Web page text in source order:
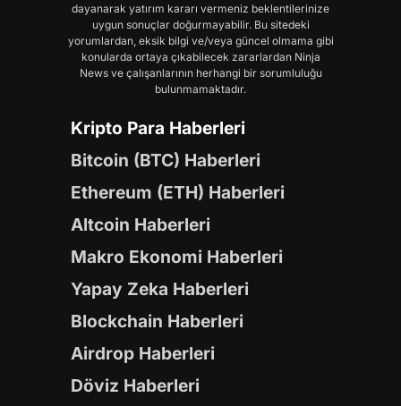
dayanarak yatırım kararı vermeniz beklentilerinize
uygun sonuçlar doğurmayabilir. Bu sitedeki
yorumlardan, eksik bilgi ve/veya güncel olmama gibi
konularda ortaya çıkabilecek zararlardan Ninja
News ve çalışanlarının herhangi bir sorumluluğu
bulunmamaktadır.
Kripto Para Haberleri
Bitcoin (BTC) Haberleri
Ethereum (ETH) Haberleri
Altcoin Haberleri
Makro Ekonomi Haberleri
Yapay Zeka Haberleri
Blockchain Haberleri
Airdrop Haberleri
Döviz Haberleri